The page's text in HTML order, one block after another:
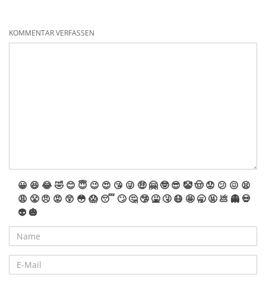
KOMMENTAR VERFASSEN
😀 😆 😂🤣 😊 😇 😉 😍 😘 😜 🤑 🤗 🤓 😎 🤡🤠 😟 😕 😖 😫
😩 😤 😠 😡 😲 😳 😱 😴 🙄 🤔 🤥 🤮 🤧 😷 🤩 🥱 🤬 💩 👻 💀
👽 🎃